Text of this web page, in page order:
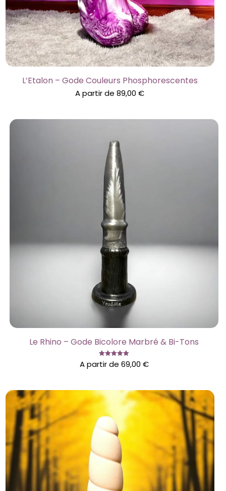
L’Etalon – Gode Couleurs Phosphorescentes
A partir de89,00€
Le Rhino – Gode Bicolore Marbré & Bi-Tons
Note
5.00
A partir de 69,00 €